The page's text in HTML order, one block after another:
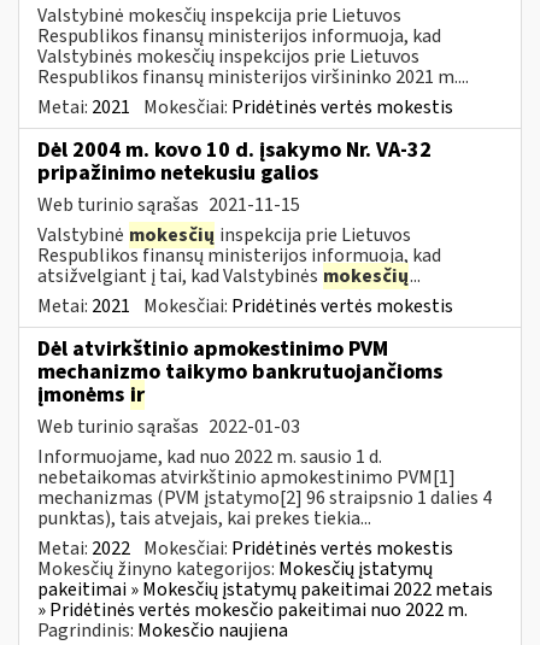
Valstybinė mokesčių inspekcija prie Lietuvos
Respublikos finansų ministerijos informuoja, kad
Valstybinės mokesčių inspekcijos prie Lietuvos
Respublikos finansų ministerijos viršininko 2021 m....
Metai: 2021 Mokesčiai: Pridėtinės vertės mokestis
Dėl 2004 m. kovo 10 d. įsakymo Nr. VA-32
pripažinimo netekusiu galios
Web turinio sąrašas 2021-11-15
Valstybinė mokesčių inspekcija prie Lietuvos
Respublikos finansų ministerijos informuoja, kad
atsižvelgiant į tai, kad Valstybinės mokesčių...
Metai: 2021 Mokesčiai: Pridėtinės vertės mokestis
Dėl atvirkštinio apmokestinimo PVM
mechanizmo taikymo bankrutuojančioms
įmonėms ir
Web turinio sąrašas 2022-01-03
Informuojame, kad nuo 2022 m. sausio 1 d.
nebetaikomas atvirkštinio apmokestinimo PVM[1]
mechanizmas (PVM įstatymo[2] 96 straipsnio 1 dalies 4
punktas), tais atvejais, kai prekes tiekia...
Metai: 2022 Mokesčiai: Pridėtinės vertės mokestis
Mokesčių žinyno kategorijos: Mokesčių įstatymų
pakeitimai » Mokesčių įstatymų pakeitimai 2022 metais
» Pridėtinės vertės mokesčio pakeitimai nuo 2022 m.
Pagrindinis: Mokesčio naujiena